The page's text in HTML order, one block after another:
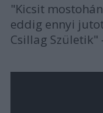
"Kicsit
eddig ennyi
Csillag